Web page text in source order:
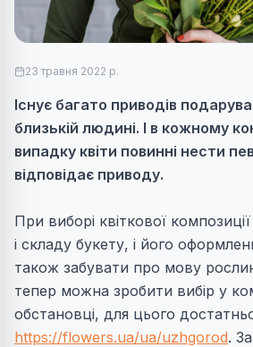
23 травня 2022 р.
Iснує багато приводів
близькій людині. І в кожному
випадку квіти повинні нести
відповідає приводу.
При виборі квіткової
і складу букету, і його
також забувати про мову
тепер можна зробити вибір у
обстановці, для цього
https://flowers.ua/ua/uzhgorod.